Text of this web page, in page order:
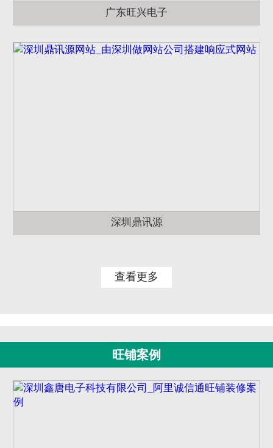
广东旺兴电子
深圳鼎讯源
查看更多
旺铺案例